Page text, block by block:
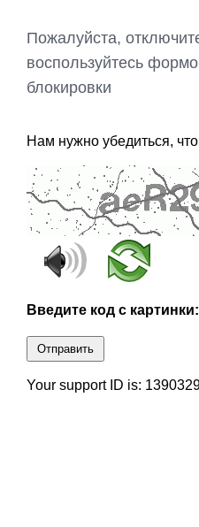
Пожалуйста,
воспользуйтесь
блокировки
Нам нужно убедиться,
Введите код с картинки:
Отправить
Your support ID is: